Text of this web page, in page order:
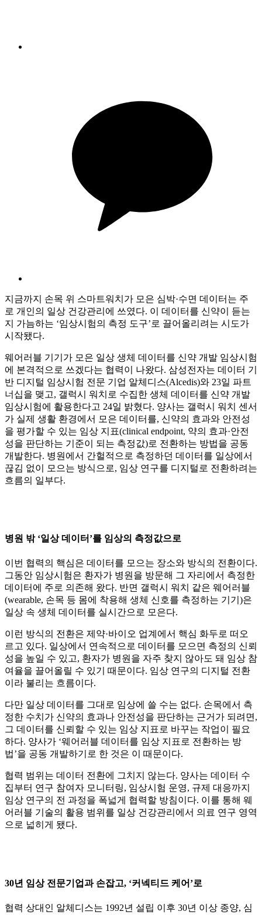
지금까지 손목 위 스마트워치가 모은 심박·수면 데이터는 주
로 개인의 일상 건강관리에 쓰였다. 이 데이터를 신약이 듣는
지 가늠하는 ‘임상시험의 측정 도구’로 끌어올리려는 시도가
시작됐다.
웨어러블 기기가 모은 일상 생체 데이터를 신약 개발 임상시험
에 본격적으로 쓰겠다는 협력이 나왔다. 삼성전자는 데이터 기
반 디지털 임상시험 전문 기업 알체디스(Alcedis)와 23일 파트
너십을 맺고, 갤럭시 워치로 수집한 생체 데이터를 신약 개발
임상시험에 활용한다고 24일 밝혔다. 양사는 갤럭시 워치 센서
가 실제 생활 환경에서 모은 데이터를, 신약의 효과와 안전성
을 평가할 수 있는 임상 지표(clinical endpoint, 약의 효과·안전
성을 판단하는 기준이 되는 측정값)로 전환하는 방법을 공동
개발한다. 병원에서 간헐적으로 측정하던 데이터를 일상에서
끊김 없이 모으는 방식으로, 임상 연구를 디지털로 전환하려는
흐름의 일부다.
병원 밖 ‘일상 데이터’를 임상의 측정값으로
이번 협력의 핵심은 데이터를 모으는 장소와 방식의 전환이다.
그동안 임상시험은 환자가 병원을 방문해 그 자리에서 측정한
데이터에 주로 의존해 왔다. 반면 갤럭시 워치 같은 웨어러블
(wearable, 손목 등 몸에 착용해 생체 신호를 측정하는 기기)은
일상 속 생체 데이터를 실시간으로 모은다.
이런 방식의 전환은 제약·바이오 업계에서 핵심 화두로 떠오
르고 있다. 일상에서 연속적으로 데이터를 모으면 측정의 신뢰
성을 높일 수 있고, 환자가 병원을 자주 찾지 않아도 돼 임상 참
여율을 끌어올릴 수 있기 때문이다. 임상 연구의 디지털 전환
이라 불리는 흐름이다.
다만 일상 데이터를 그대로 임상에 쓸 수는 없다. 손목에서 측
정한 수치가 신약의 효과나 안전성을 판단하는 근거가 되려면,
그 데이터를 신뢰할 수 있는 임상 지표로 바꾸는 작업이 필요
하다. 양사가 ‘웨어러블 데이터를 임상 지표로 전환하는 방
법’을 공동 개발하기로 한 것은 이 때문이다.
협력 범위는 데이터 전환에 그치지 않는다. 양사는 데이터 수
집부터 연구 참여자 모니터링, 임상시험 운영, 규제 대응까지
임상 연구의 전 과정을 폭넓게 협력할 방침이다. 이를 통해 웨
어러블 기술의 활용 범위를 일상 건강관리에서 의료 연구 영역
으로 넓히게 됐다.
30년 임상 전문기업과 손잡고, ‘커넥티드 케어’로
협력 상대인 알체디스는 1992년 설립 이후 30년 이상 종양, 심